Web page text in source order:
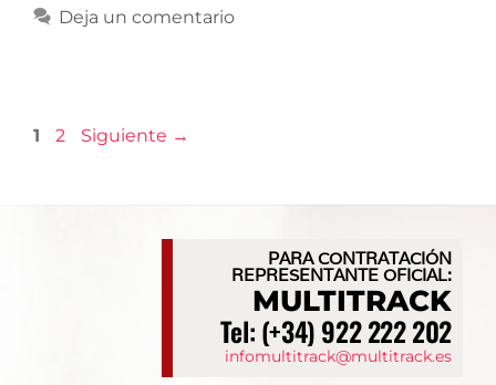
Deja un comentario
1 2 Siguiente →
PARA CONTRATACIÓN
REPRESENTANTE OFICIAL:
MULTITRACK
Tel: (+34) 922 222 202
infomultitrack@multitrack.es